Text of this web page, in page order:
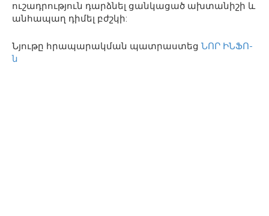
ուշադրություն դարձնել ցանկացած ախտանիշի և
անհապաղ դիմել բժշկի:
Նյութը հրապարակման պատրաստեց ՆՈՐ ԻՆՖՈ-
ն